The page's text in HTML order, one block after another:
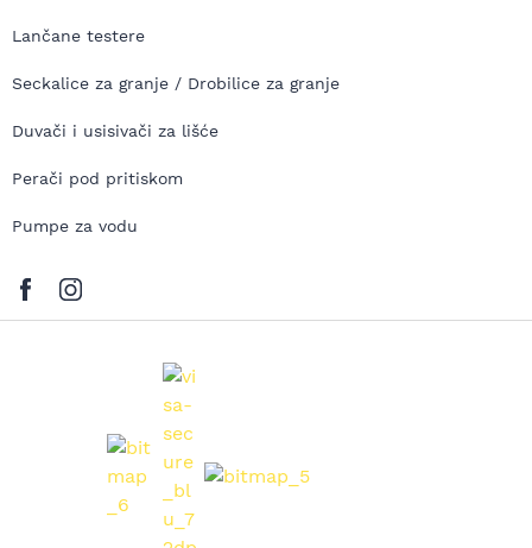
Lančane testere
Seckalice za granje / Drobilice za granje
Duvači i usisivači za lišće
Perači pod pritiskom
Pumpe za vodu